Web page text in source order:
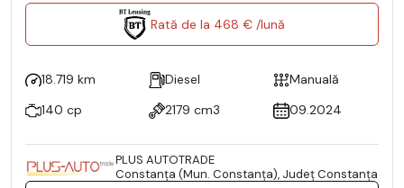
Rată de la 468 € /lună
18.719 km Diesel
Manuală
140 cp
2179 cm3 09.2024
PLUS AUTOTRADE
Constanţa (Mun. Constanţa), Județ Constanţa